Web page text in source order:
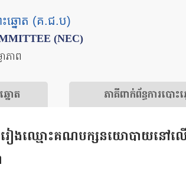
ះឆ្នោត (គ.ជ.ប)
(NEC)
ភាព
នោត ភាគីពាក់ព័ន្ធ​​ការ​បោះ
ងឈ្មោះគណបក្សនយោបាយនៅលើស